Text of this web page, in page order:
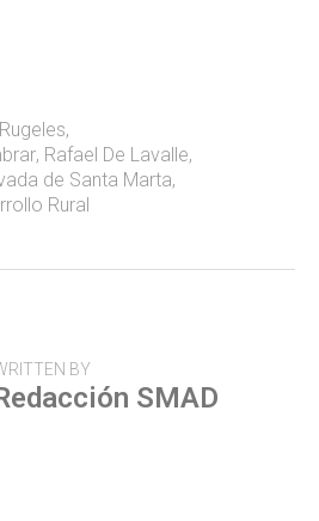
tir
,
, Rafael De Lavalle,
de Santa Marta,
Rural
BY
SMAD